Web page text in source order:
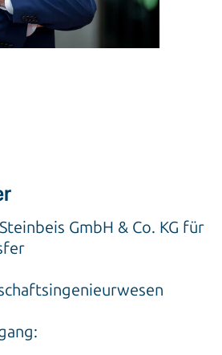
GmbH & Co. KG für